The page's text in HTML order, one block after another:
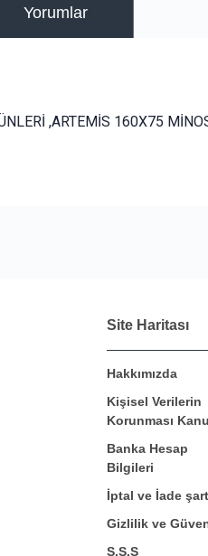
Yorumlar
,ARTEMİS 160X75
Site Haritası
Hakkımızda
Kişisel Verilerin
Korunması
Banka Hesap
Bilgileri
İptal ve İade
Gizlilik ve
S.S.S